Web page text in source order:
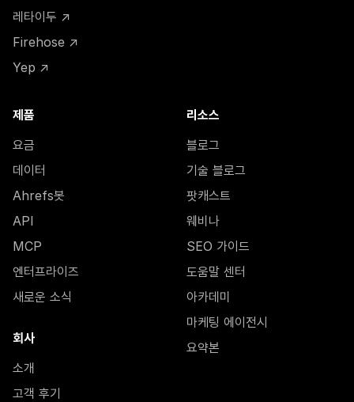
레타이두 ↗
Firehose ↗
Yep ↗
제품
요금
데이터
Ahrefs봇
API
MCP
엔터프라이즈
새로운 소식
회사
소개
고객 후기
리소스
블로그
기술 블로그
팟캐스트
웨비나
SEO 가이드
도움말 센터
아카데미
마케팅 에이전시
요약본